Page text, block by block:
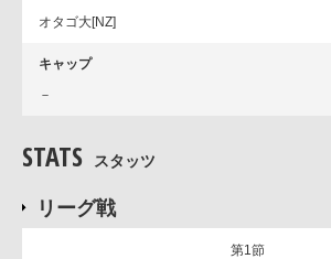
オタゴ大[NZ]
キャップ
－
STATS スタッツ
リーグ戦
第1節